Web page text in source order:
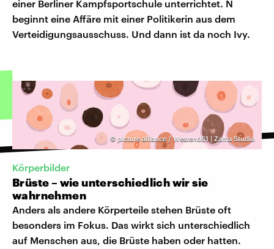
einer Berliner Kampfsportschule unterrichtet. N
beginnt eine Affäre mit einer Politikerin aus dem
Verteidigungsausschuss. Und dann ist da noch Ivy.
© picture alliance / Westend61 | Zama Studio
Körperbilder
Brüste – wie unterschiedlich wir sie
wahrnehmen
Anders als andere Körperteile stehen Brüste oft
besonders im Fokus. Das wirkt sich unterschiedlich
auf Menschen aus, die Brüste haben oder hatten.